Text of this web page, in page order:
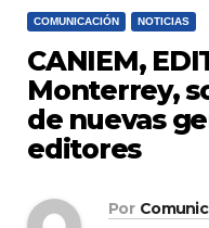
COMUNICACIÓN NOTICIAS
CANIEM,
Monterrey,
de nuevas
editores
Por